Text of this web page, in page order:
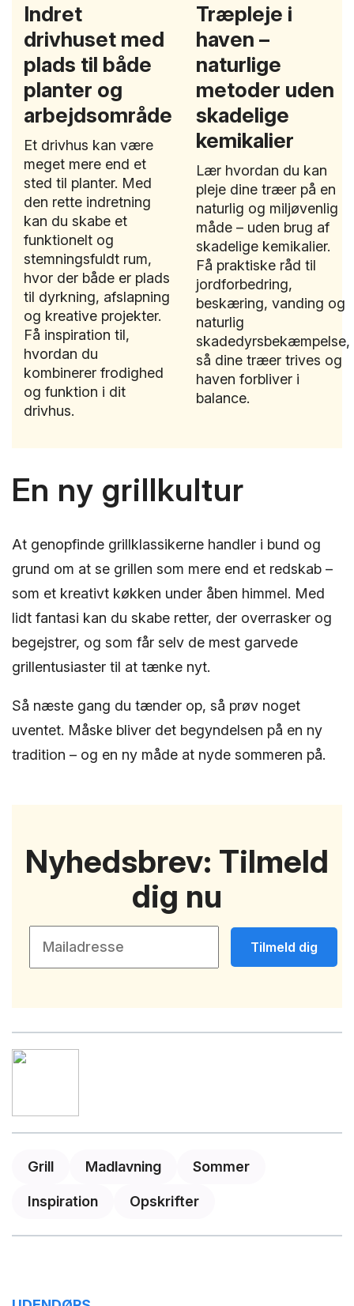
Indret
drivhuset med
plads til både
planter og
arbejdsområde
Et drivhus kan være
meget mere end et
sted til planter. Med
den rette indretning
kan du skabe et
funktionelt og
stemningsfuldt rum,
hvor der både er plads
til dyrkning, afslapning
og kreative projekter.
Få inspiration til,
hvordan du
kombinerer frodighed
og funktion i dit
drivhus.
Træpleje i
haven –
naturlige
metoder uden
skadelige
kemikalier
Lær hvordan du kan
pleje dine træer på en
naturlig og miljøvenlig
måde – uden brug af
skadelige kemikalier.
Få praktiske råd til
jordforbedring,
beskæring, vanding og
naturlig
skadedyrsbekæmpelse,
så dine træer trives og
haven forbliver i
balance.
En ny grillkultur
At genopfinde grillklassikerne handler i bund og
grund om at se grillen som mere end et redskab –
som et kreativt køkken under åben himmel. Med
lidt fantasi kan du skabe retter, der overrasker og
begejstrer, og som får selv de mest garvede
grillentusiaster til at tænke nyt.
Så næste gang du tænder op, så prøv noget
uventet. Måske bliver det begyndelsen på en ny
tradition – og en ny måde at nyde sommeren på.
Grill Madlavning Sommer
Inspiration Opskrifter
Nyhedsbrev: Tilmeld
dig nu
Tilmeld dig